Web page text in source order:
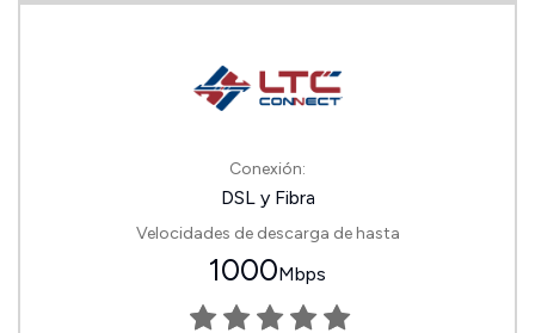
Conexión:
DSL y Fibra
Velocidades de descarga de hasta
1000Mbps